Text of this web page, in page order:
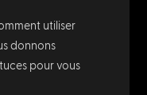
utiliser
donnons
pour vous